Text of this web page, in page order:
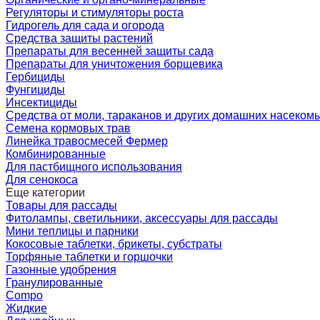
Регуляторы и стимуляторы роста
Гидрогель для сада и огорода
Средства защиты растений
Препараты для весенней защиты сада
Препараты для уничтожения борщевика
Гербициды
Фунгициды
Инсектициды
Средства от моли, тараканов и других домашних
Семена кормовых трав
Линейка травосмесей Фермер
Комбинированные
Для пастбищного использования
Для сенокоса
Еще категории
Товары для рассады
Фитолампы, светильники, аксессуары для рассады
Мини теплицы и парники
Кокосовые таблетки, брикеты, субстраты
Торфяные таблетки и горшочки
Газонные удобрения
Гранулированные
Compo
Жидкие